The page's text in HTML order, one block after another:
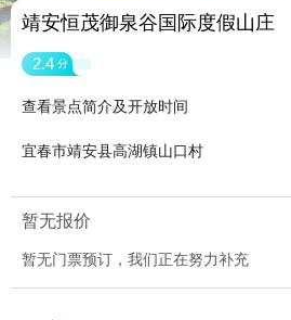
靖安恒茂御泉谷国际度假山庄
2.4 分
查看景点简介及开放时间
宜春市靖安县高湖镇山口村
暂无报价
暂无门票预订，我们正在努力补充